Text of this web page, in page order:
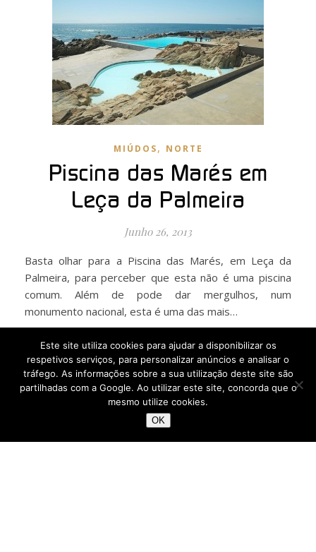
MIÚDOS, NORTE
Piscina das Marés em
Leça da Palmeira
Junho 26, 2013
Basta olhar para a Piscina das Marés, em Leça da
Palmeira, para perceber que esta não é uma piscina
comum. Além de pode dar mergulhos, num
monumento nacional, esta é uma das mais…
LER MAIS
Este site utiliza cookies para ajudar a disponibilizar os
respetivos serviços, para personalizar anúncios e analisar o
tráfego. As informações sobre a sua utilização deste site são
partilhadas com a Google. Ao utilizar este site, concorda que o
mesmo utilize cookies.
OK